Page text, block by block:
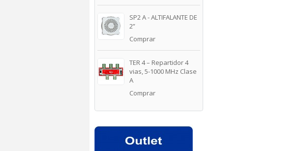
SP2 A - ALTIFALANTE DE
2”
Comprar
TER 4 – Repartidor 4
vias, 5-1000 MHz Clase
A
Comprar